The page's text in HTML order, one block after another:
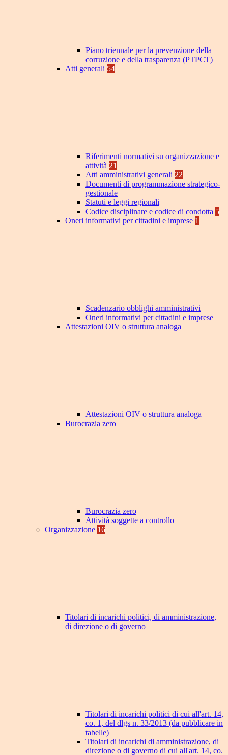
Piano triennale per la prevenzione della
corruzione e della trasparenza (PTPCT)
Atti generali 54
Riferimenti normativi su organizzazione e
attività 21
Atti amministrativi generali 22
Documenti di programmazione strategico-
gestionale
Statuti e leggi regionali
Codice disciplinare e codice di condotta 5
Oneri informativi per cittadini e imprese 1
Scadenzario obblighi amministrativi
Oneri informativi per cittadini e imprese
Attestazioni OIV o struttura analoga
Attestazioni OIV o struttura analoga
Burocrazia zero
Burocrazia zero
Attività soggette a controllo
Organizzazione 16
Titolari di incarichi politici, di amministrazione,
di direzione o di governo
Titolari di incarichi politici di cui all'art. 14,
co. 1, del dlgs n. 33/2013 (da pubblicare in
tabelle)
Titolari di incarichi di amministrazione, di
direzione o di governo di cui all'art. 14, co.